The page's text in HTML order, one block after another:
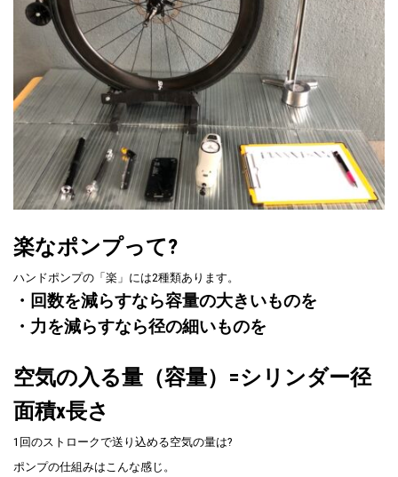
楽なポンプって?
ハンドポンプの「楽」には2種類あります。
・回数を減らすなら容量の大きいものを
・力を減らすなら径の細いものを
空気の入る量（容量）=シリンダー径
面積x長さ
1回のストロークで送り込める空気の量は?
ポンプの仕組みはこんな感じ。